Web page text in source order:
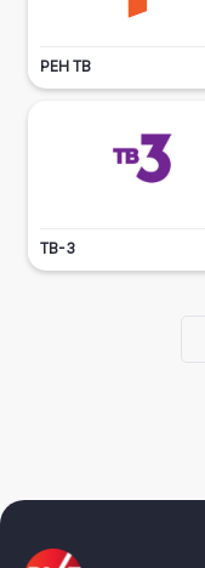
РЕН ТВ
ТВ-3